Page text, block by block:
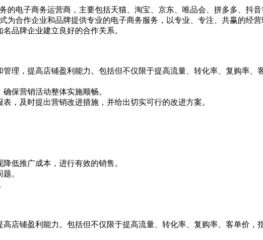
电子商务运营商，主要包括天猫、淘宝、京东、唯品会、拼多多、抖
合作企业和品牌提供专业的电子商务服务，以专业、专注、共赢的经
品牌企业建立良好的合作关系。
理，提高店铺盈利能力。包括但不仅限于提高流量、转化率、复购率、
保营销活动整体实施顺畅。
，及时提出营销改进措施，并给出切实可行的改进方案。
低推广成本，进行有效的销售。
。
店铺盈利能力。包括但不仅限于提高流量、转化率、复购率、客单价，